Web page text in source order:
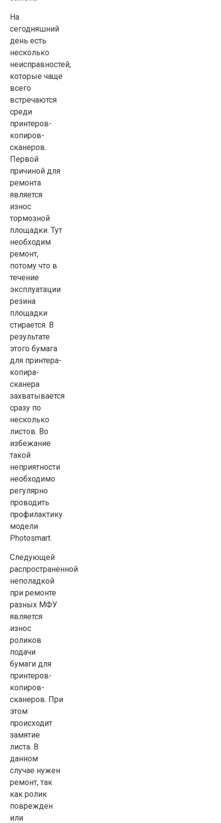
На
сегодняшний
день есть
несколько
неисправностей,
которые чаще
всего
встречаются
среди
принтеров-
копиров-
сканеров.
Первой
причиной для
ремонта
является
износ
тормозной
площадки. Тут
необходим
ремонт,
потому что в
течение
эксплуатации
резина
площадки
стирается. В
результате
этого бумага
для принтера-
копира-
сканера
захватывается
сразу по
несколько
листов. Во
избежание
такой
неприятности
необходимо
регулярно
проводить
профилактику
модели
Photosmart.
Следующей
распространенной
неполадкой
при ремонте
разных МФУ
является
износ
роликов
подачи
бумаги для
принтеров-
копиров-
сканеров. При
этом
происходит
замятие
листа. В
данном
случае нужен
ремонт, так
как ролик
поврежден
или